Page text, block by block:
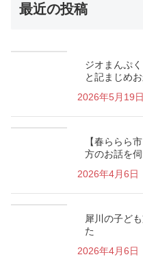
最近の投稿
ジオまんぷ
と記まじめ
2026年5月19日
【春ららら
方のお話を伺
2026年4月6日
犀川の子ど
た
2026年4月6日